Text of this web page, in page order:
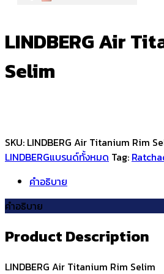
LINDBERG Air
Selim
SKU: LINDBERG Air Titanium Rim
LINDBERGแบรนด์ทั้งหมด Tag:
คำอธิบาย
คำอธิบาย
Product Description
LINDBERG Air Titanium Rim Selim